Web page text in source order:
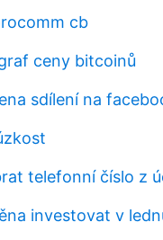
cb
ceny bitcoinů
sdílení na
telefonní číslo z
investovat v